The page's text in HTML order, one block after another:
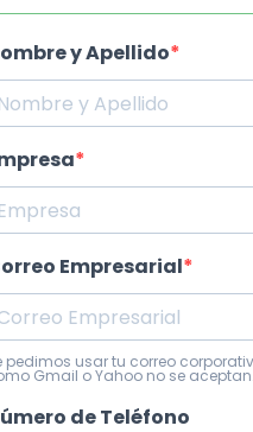
y Apellido
Empresarial
pedimos usar tu correo
Gmail o Yahoo no se aceptan.
de Teléfono